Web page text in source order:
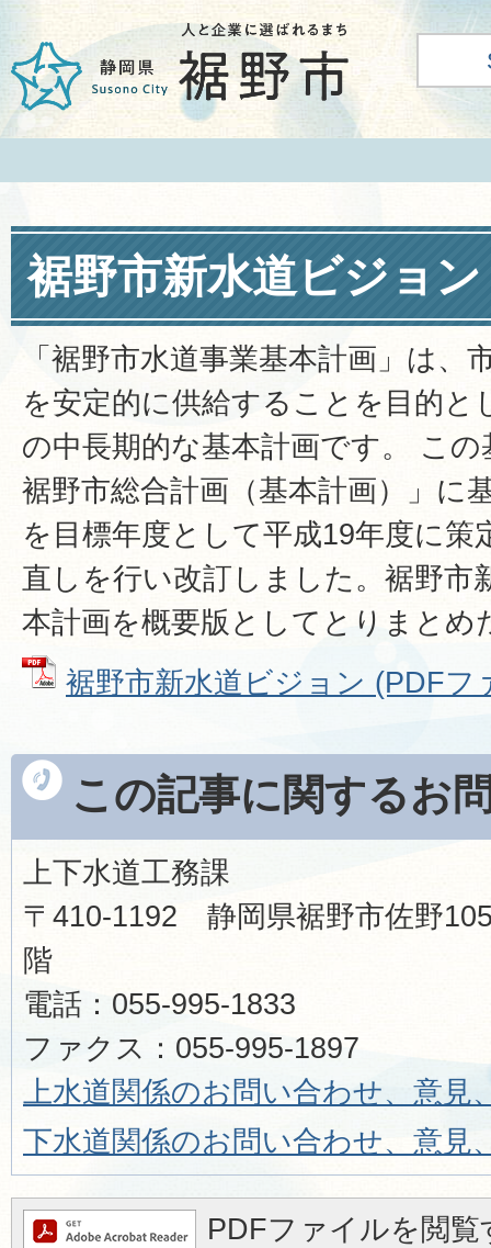
裾野市新水道ビジョン
「裾野市水道事業基本計画」は、
を安定的に供給することを目的と
の中長期的な基本計画です。 こ
裾野市総合計画（基本計画）」に
を目標年度として平成19年度に策
直しを行い改訂しました。裾野市
本計画を概要版としてとりまとめ
裾野市新水道ビジョン (PDFフ
この記事に関するお
上下水道工務課
〒410-1192 静岡県裾野市佐野
階
電話：055-995-1833
ファクス：055-995-1897
上水道関係のお問い合わせ、意見
下水道関係のお問い合わせ、意見
PDFファイルを閲